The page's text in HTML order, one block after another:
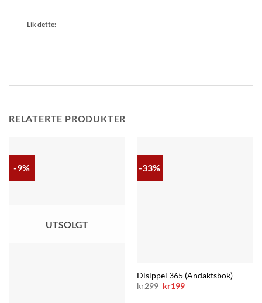
Lik dette:
RELATERTE PRODUKTER
-9%
UTSOLGT
-33%
Disippel 365 (Andaktsbok)
kr299 Opprinnelig
kr199Nåværende